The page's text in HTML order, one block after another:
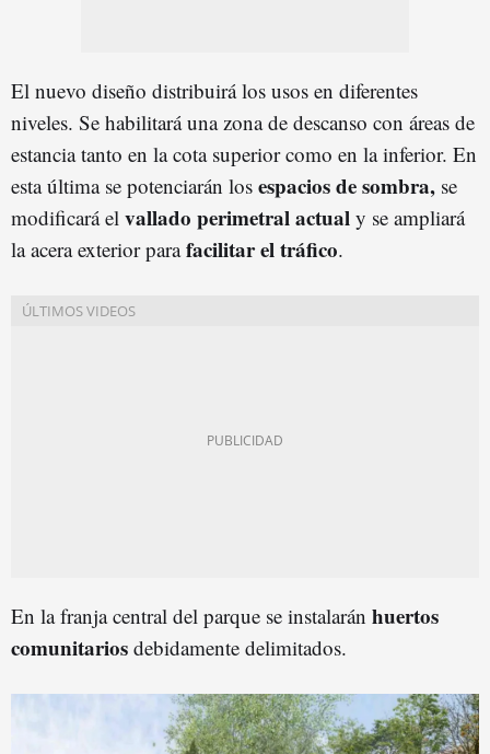
El nuevo diseño distribuirá los usos en diferentes
niveles. Se habilitará una zona de descanso con áreas de
estancia tanto en la cota superior como en la inferior. En
esta última se potenciarán los espacios de sombra, se
modificará el vallado perimetral actual y se ampliará
la acera exterior parafacilitar el tráfico.
En la franja central del parque se instalarán huertos
comunitarios debidamente delimitados.